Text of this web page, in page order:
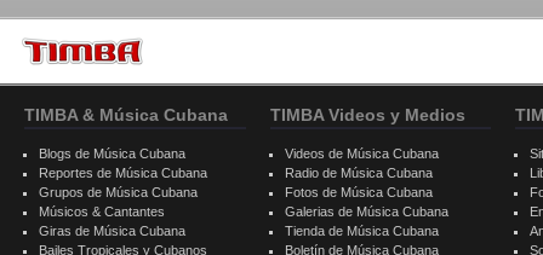
TIMBA & Música Cubana
Blogs de Música Cubana
Reportes de Música Cubana
Grupos de Música Cubana
Músicos & Cantantes
Giras de Música Cubana
Bailes Tropicales y Cubanos
TIMBA Videos y Medios
Videos de Música Cubana
Radio de Música Cubana
Fotos de Música Cubana
Galerias de Música Cubana
Tienda de Música Cubana
Boletín de Música Cubana